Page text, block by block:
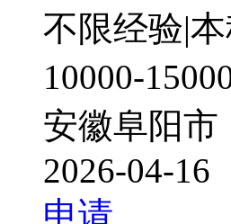
不限经验|
10000-
安徽阜阳市
2026-04-16
申请